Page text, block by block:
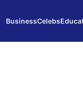
BusinessCelebs